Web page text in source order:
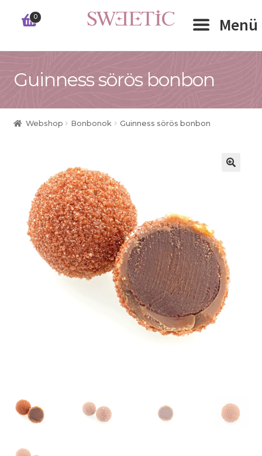
Ugrás
Kilépés
0 Menü
RÓLUNK
WEBSHOP
INFORMÁCIÓK
KAPCSOLAT
Guinness sörös bonbon
Webshop Bonbonok Guinness sörös bonbon